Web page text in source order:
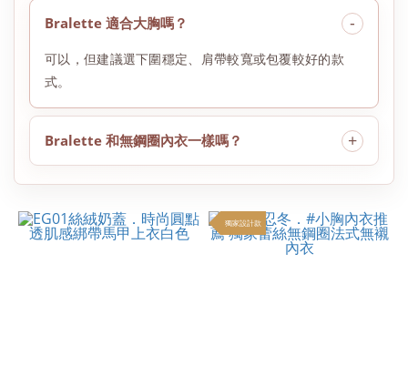
Bralette 適合大胸嗎？
可以，但建議選下圍穩定、肩帶較寬或包覆較好的款
式。
Bralette 和無鋼圈內衣一樣嗎？
獨家設計款